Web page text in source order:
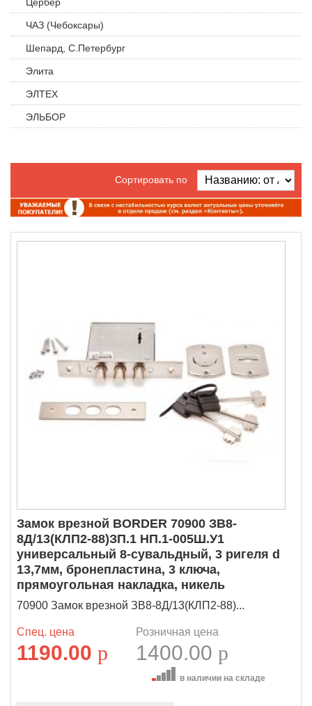
ЧАЗ (Чебоксары)
Шепард, С.Петербург
Элита
ЭЛТЕХ
ЭЛЬБОР
Сортировать по
Замок врезной BORDER 70900 ЗВ8-
8Д/13(КЛП2-88)ЗП.1 НП.1-005Ш.У1
универсальный 8-сувальдный, 3 ригеля d
13,7мм, бронепластина, 3 ключа,
прямоугольная накладка, никель
70900 Замок врезной ЗВ8-8Д/13(КЛП2-88)...
Спец. цена
1190.00 p
Розничная цена
1400.00 p
в наличии на складе